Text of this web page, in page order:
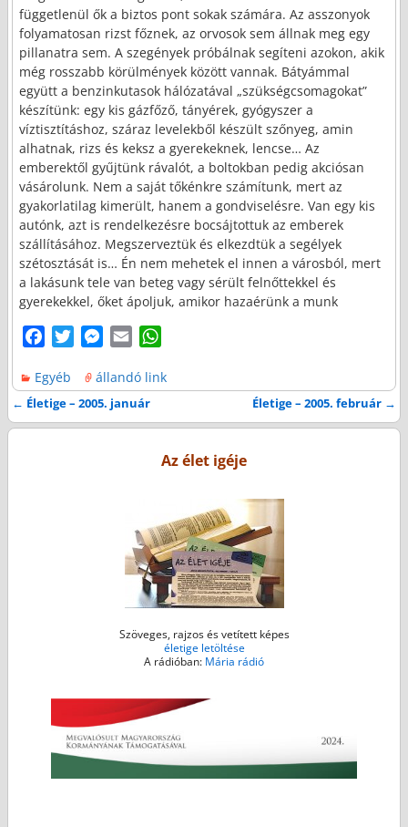
függetlenül ők a biztos pont sokak számára. Az asszonyok
folyamatosan rizst főznek, az orvosok sem állnak meg egy
pillanatra sem. A szegények próbálnak segíteni azokon, akik
még rosszabb körülmények között vannak. Bátyámmal
együtt a benzinkutasok hálózatával „szükségcsomagokat”
készítünk: egy kis gázfőző, tányérek, gyógyszer a
víztisztításhoz, száraz levelekből készült szőnyeg, amin
alhatnak, rizs és keksz a gyerekeknek, lencse… Az
emberektől gyűjtünk rávalót, a boltokban pedig akciósan
vásárolunk. Nem a saját tőkénkre számítunk, mert az
gyakorlatilag kimerült, hanem a gondviselésre. Van egy kis
autónk, azt is rendelkezésre bocsájtottuk az emberek
szállításához. Megszerveztük és elkezdtük a segélyek
szétosztását is… Én nem mehetek el innen a városból, mert
a lakásunk tele van beteg vagy sérült felnőttekkel és
gyerekekkel, őket ápoljuk, amikor hazaérünk a munk
c
e
b
t
t
M
s
s
e
a
i
l
a
s
p
Egyéb állandó link
Bejegyzés navigáció
← Életige – 2005. január Életige – 2005. február →
Az élet igéje
Szöveges, rajzos és vetített képes
életige letöltése
A rádióban: Mária rádió